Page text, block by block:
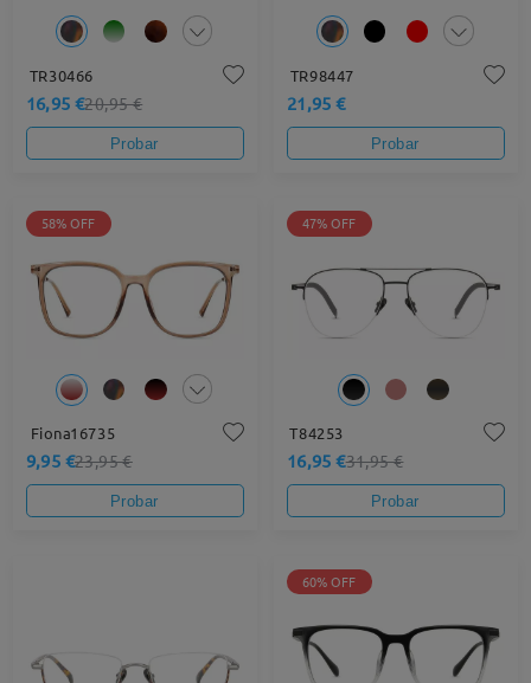
TR30466
16,95 €20,95 €
Probar
TR98447
21,95 €
Probar
58% OFF
Fiona16735
9,95 €23,95 €
Probar
47% OFF
T84253
16,95 €31,95 €
Probar
60% OFF